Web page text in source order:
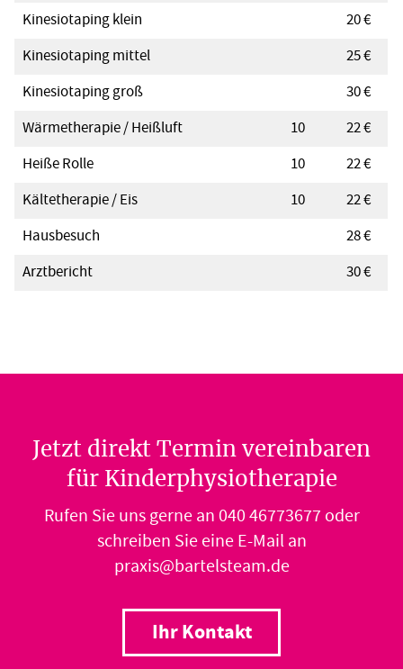
Kinesiotaping klein
20 €
Kinesiotaping mittel
25 €
Kinesiotaping groß
30 €
Wärmetherapie / Heißluft
10
22 €
Heiße Rolle
10
22 €
Kältetherapie / Eis
10
22 €
Hausbesuch
28 €
Arztbericht
30 €
Jetzt direkt Termin vereinbaren
für Kinderphysiotherapie
Rufen Sie uns gerne an040 46773677oder
schreiben Sie eine E-Mail an
praxis@bartelsteam.de
Ihr Kontakt